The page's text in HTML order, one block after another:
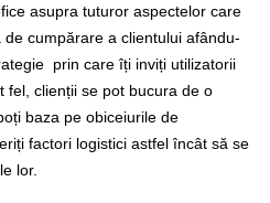
asupra tuturor aspectelor care
cumpărare a clientului afându-
prin care îți inviți utilizatorii
fel, clienții se pot bucura de o
baza pe obiceiurile de
factori logistici astfel încât să se
lor.